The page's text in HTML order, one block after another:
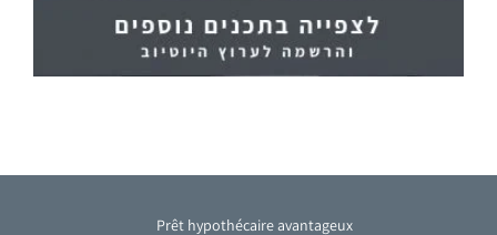
Prêt hypothécaire avantageux